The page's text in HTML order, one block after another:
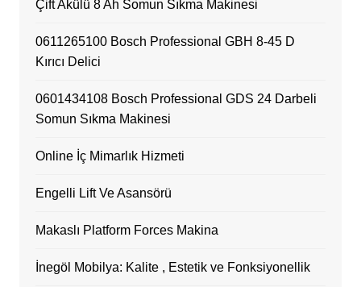
Çift Akülü 8 Ah Somun Sıkma Makinesi
0611265100 Bosch Professional GBH 8-45 D
Kırıcı Delici
0601434108 Bosch Professional GDS 24 Darbeli
Somun Sıkma Makinesi
Online İç Mimarlık Hizmeti
Engelli Lift Ve Asansörü
Makaslı Platform Forces Makina
İnegöl Mobilya: Kalite , Estetik ve Fonksiyonellik